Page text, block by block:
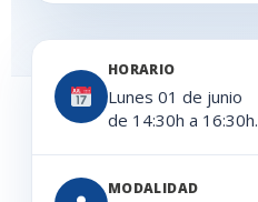
HORARIO
Lunes 01 de junio
de 14:30h a 16:30h.
MODALIDAD